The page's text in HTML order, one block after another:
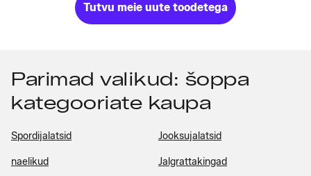
Tutvu meie uute toodetega
Parimad valikud: šoppa
kategooriate kaupa
Spordijalatsid Jooksujalatsid
naelikud Jalgrattakingad